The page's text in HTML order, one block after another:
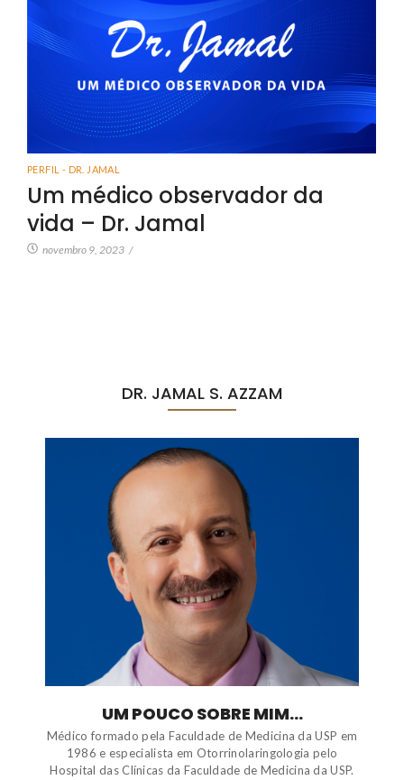
PERFIL - DR. JAMAL
Um médico observador da
vida – Dr. Jamal
novembro 9, 2023 /
DR. JAMAL S. AZZAM
UM POUCO SOBRE MIM...
Médico formado pela Faculdade de Medicina da USP em
1986 e especialista em Otorrinolaringologia pelo
Hospital das Clínicas da Faculdade de Medicina da USP.